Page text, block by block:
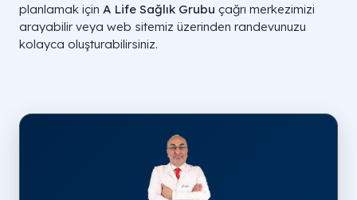
planlamak için A Life Sağlık Grubu çağrı merkezimizi
arayabilir veya web sitemiz üzerinden randevunuzu
kolayca oluşturabilirsiniz.